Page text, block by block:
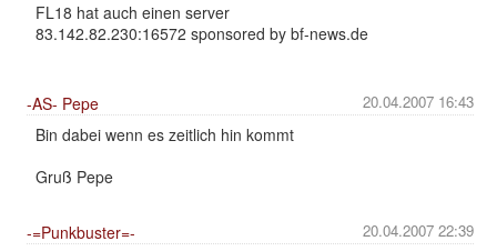
FL18 hat auch einen server
83.142.82.230:16572 sponsored by bf-news.de
20.04.2007 16:43
-AS- Pepe
Bin dabei wenn es zeitlich hin kommt
Gruß Pepe
20.04.2007 22:39
-=Punkbuster=-